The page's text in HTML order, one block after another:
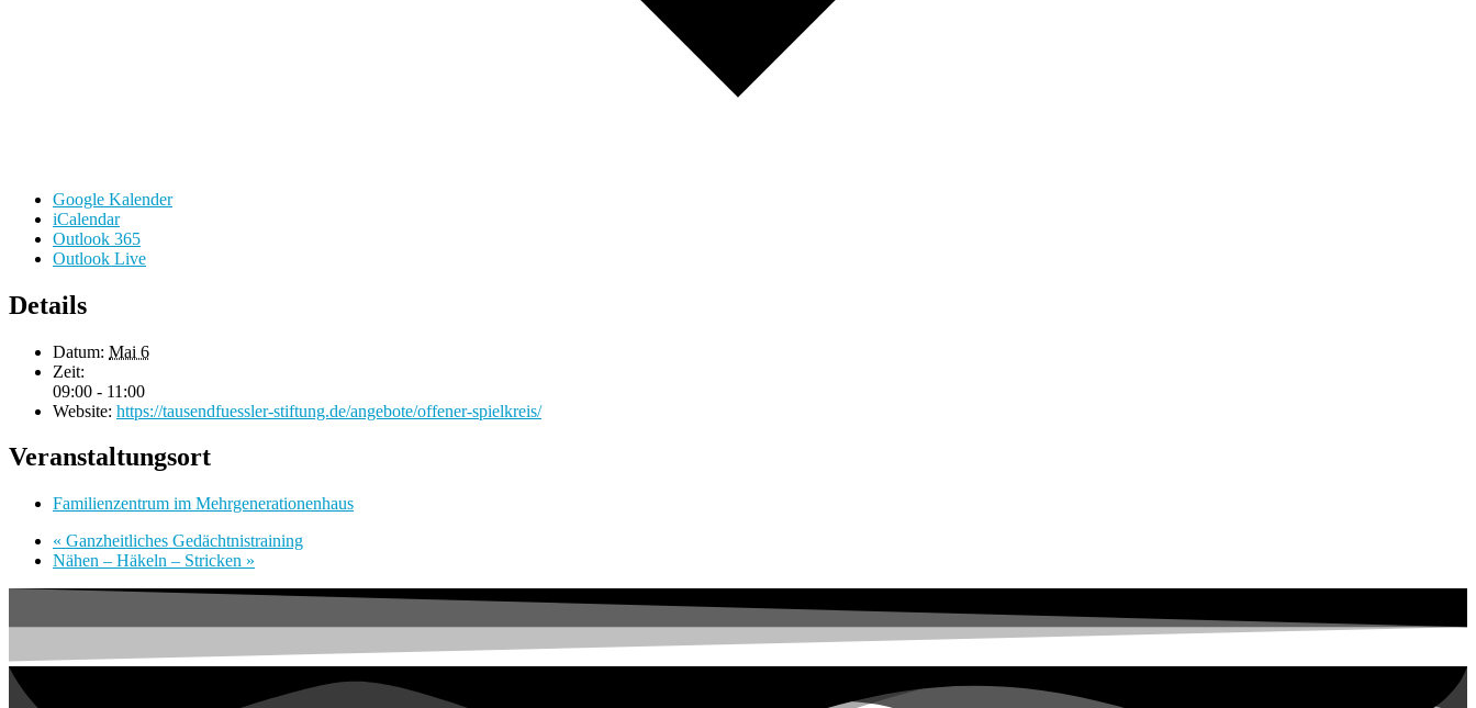
Google Kalender
iCalendar
Outlook 365
Outlook Live
Details
Datum: Mai 6
Zeit:
09:00 - 11:00
Website: https://tausendfuessler-stiftung.de/angebote/offener-spielkreis/
Veranstaltungsort
Familienzentrum im Mehrgenerationenhaus
« Ganzheitliches Gedächtnistraining
Nähen – Häkeln – Stricken »